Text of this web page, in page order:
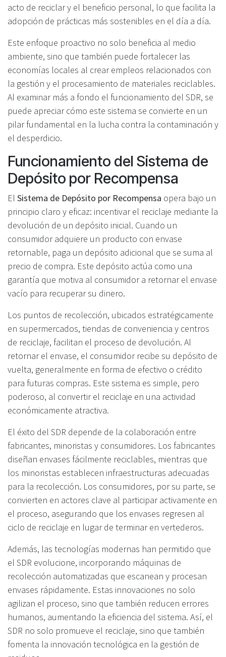
acto de reciclar y el beneficio personal, lo que facilita la
adopción de prácticas más sostenibles en el día a día.
Este enfoque proactivo no solo beneficia al medio
ambiente, sino que también puede fortalecer las
economías locales al crear empleos relacionados con
la gestión y el procesamiento de materiales reciclables.
Al examinar más a fondo el funcionamiento del SDR, se
puede apreciar cómo este sistema se convierte en un
pilar fundamental en la lucha contra la contaminación y
el desperdicio.
Funcionamiento del Sistema de
Depósito por Recompensa
El Sistema de Depósito por Recompensa opera bajo un
principio claro y eficaz: incentivar el reciclaje mediante la
devolución de un depósito inicial. Cuando un
consumidor adquiere un producto con envase
retornable, paga un depósito adicional que se suma al
precio de compra. Este depósito actúa como una
garantía que motiva al consumidor a retornar el envase
vacío para recuperar su dinero.
Los puntos de recolección, ubicados estratégicamente
en supermercados, tiendas de conveniencia y centros
de reciclaje, facilitan el proceso de devolución. Al
retornar el envase, el consumidor recibe su depósito de
vuelta, generalmente en forma de efectivo o crédito
para futuras compras. Este sistema es simple, pero
poderoso, al convertir el reciclaje en una actividad
económicamente atractiva.
El éxito del SDR depende de la colaboración entre
fabricantes, minoristas y consumidores. Los fabricantes
diseñan envases fácilmente reciclables, mientras que
los minoristas establecen infraestructuras adecuadas
para la recolección. Los consumidores, por su parte, se
convierten en actores clave al participar activamente en
el proceso, asegurando que los envases regresen al
ciclo de reciclaje en lugar de terminar en vertederos.
Además, las tecnologías modernas han permitido que
el SDR evolucione, incorporando máquinas de
recolección automatizadas que escanean y procesan
envases rápidamente. Estas innovaciones no solo
agilizan el proceso, sino que también reducen errores
humanos, aumentando la eficiencia del sistema. Así, el
SDR no solo promueve el reciclaje, sino que también
fomenta la innovación tecnológica en la gestión de